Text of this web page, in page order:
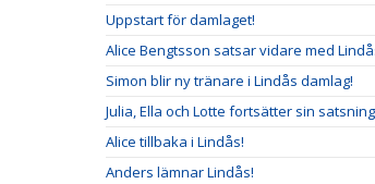
Uppstart för damlaget!
Alice Bengtsson satsar vidare med
Simon blir ny tränare i Lindås damlag!
Julia, Ella och Lotte fortsätter sin
Alice tillbaka i Lindås!
Anders lämnar Lindås!